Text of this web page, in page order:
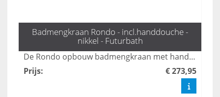
Badmengkraan Rondo - incl.handdouche -
nikkel - Futurbath
De Rondo opbouw badmengkraan met handdouche in mat goud biedt een stijlvolle en veelzijdige oplossing voor uw badkamer. Met drie standen zorgt deze kraan voor een comfortabele en aangepaste waterstroom, terwijl het luxe ontwerp een moderne uitstraling aan elke ruimte geeft. Geniet van zowel functionaliteit als elegantie met deze hoogwaardige mengkraan.
Prijs: € 273,95